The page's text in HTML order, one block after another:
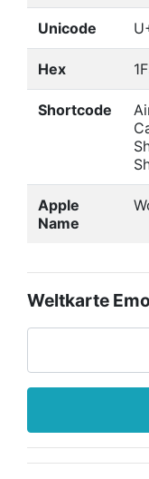
Unicode
Hex
Shortcode
Apple
Name
Weltkarte